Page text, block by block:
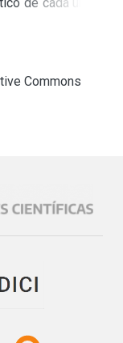
y Mariscos,
datos técnicos y
básica
plantas de
escala.
el Ing. Booman,
separadora
pequeña escala”.
goma de escala
de pequeña
trabajado en el
Commons